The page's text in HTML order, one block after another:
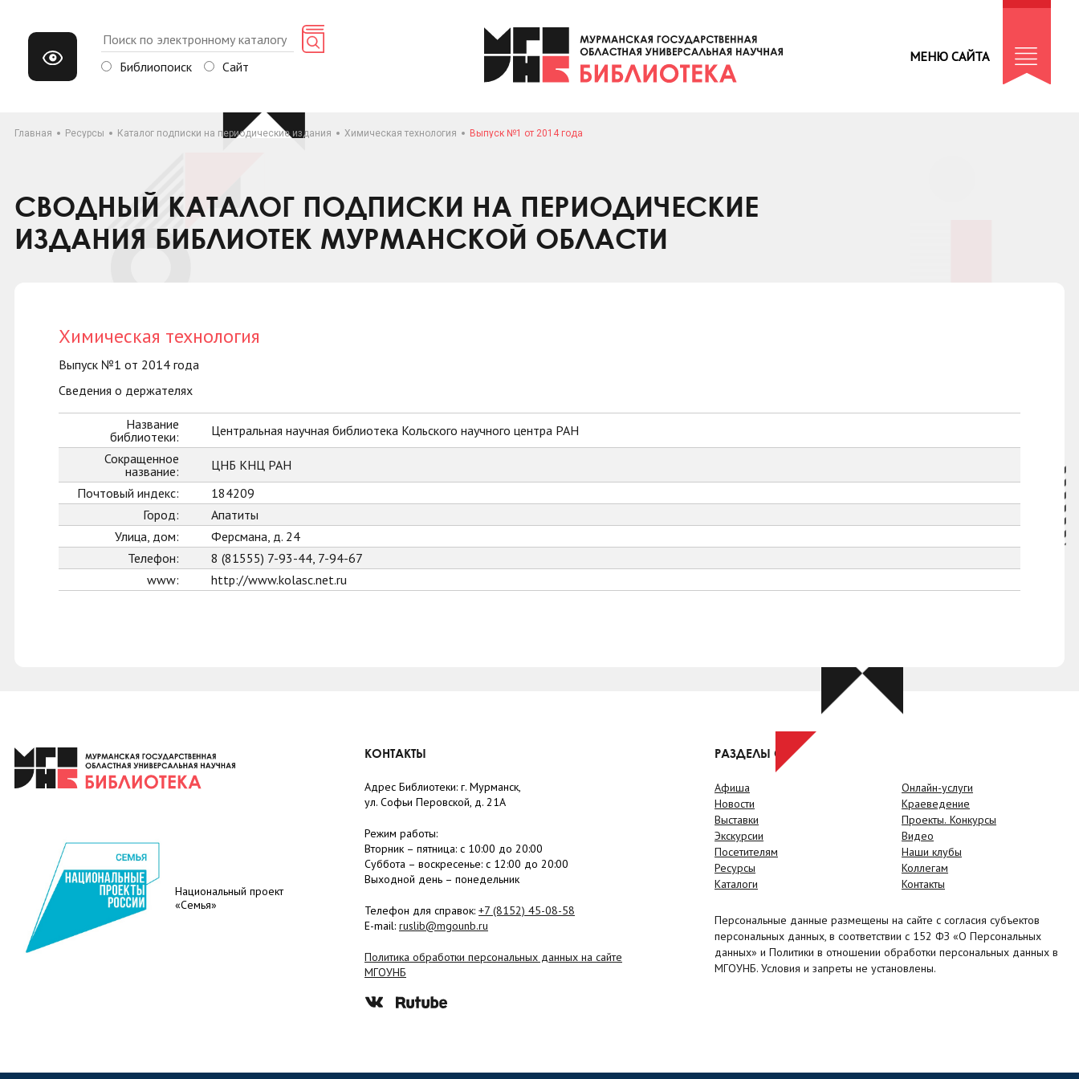
Библиопоиск Сайт
МЕНЮ САЙТА
Главная Ресурсы Каталог подписки на периодические издания Химическая технология Выпуск №1 от 2014 года
СВОДНЫЙ КАТАЛОГ ПОДПИСКИ НА ПЕРИОДИЧЕСКИЕ
ИЗДАНИЯ БИБЛИОТЕК МУРМАНСКОЙ ОБЛАСТИ
Химическая технология
Выпуск №1 от 2014 года
Сведения о держателях
Название
библиотеки:
Центральная научная библиотека Кольского научного центра РАН
Сокращенное
название:
ЦНБ КНЦ РАН
Почтовый индекс:
184209
Город:
Апатиты
Улица, дом:
Ферсмана, д. 24
Телефон:
8 (81555) 7-93-44, 7-94-67
www:
http://www.kolasc.net.ru
Национальный проект
«Семья»
КОНТАКТЫ
Адрес Библиотеки: г. Мурманск,
ул. Софьи Перовской, д. 21А
Режим работы:
Вторник – пятница: с 10:00 до 20:00
Суббота – воскресенье: c 12:00 до 20:00
Выходной день – понедельник
Телефон для справок: +7 (8152) 45-08-58
E-mail: ruslib@mgounb.ru
Политика обработки персональных данных на сайте
МГОУНБ
РАЗДЕЛЫ САЙТА
Афиша
Новости
Выставки
Экскурсии
Посетителям
Ресурсы
Каталоги
Онлайн-услуги
Краеведение
Проекты. Конкурсы
Видео
Наши клубы
Коллегам
Контакты
Персональные данные размещены на сайте с согласия субъектов
персональных данных, в соответствии с 152 ФЗ «О Персональных
данных» и Политики в отношении обработки персональных данных в
МГОУНБ. Условия и запреты не установлены.